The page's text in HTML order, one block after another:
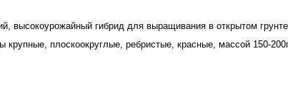
высокоурожайный гибрид для выращивания в открытом
плоскоокруглые, ребристые, красные, массой 150-